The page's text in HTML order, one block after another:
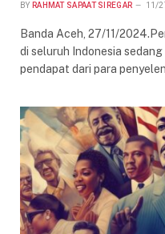
BY RAHMAT SAPAAT SIREGAR 11/
Banda Aceh, 27/11/
di seluruh Indonesia
pendapat dari para